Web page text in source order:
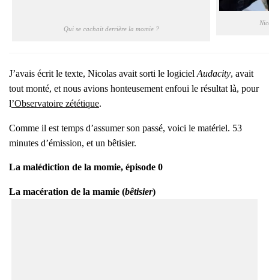
Qui se cachait der­rière la momie ?
J’a­vais écrit le texte, Nico­las avait sor­ti le logi­ciel Auda­ci­ty, avait
tout mon­té, et nous avions hon­teu­se­ment enfoui le résul­tat là, pour
l’Ob­ser­va­toire zété­tique.
Comme il est temps d’as­su­mer son pas­sé, voi­ci le maté­riel. 53
minutes d’é­mis­sion, et un bêti­sier.
La malé­dic­tion de la momie, épi­sode 0
La macé­ra­tion de la mamie (bêti­sier)